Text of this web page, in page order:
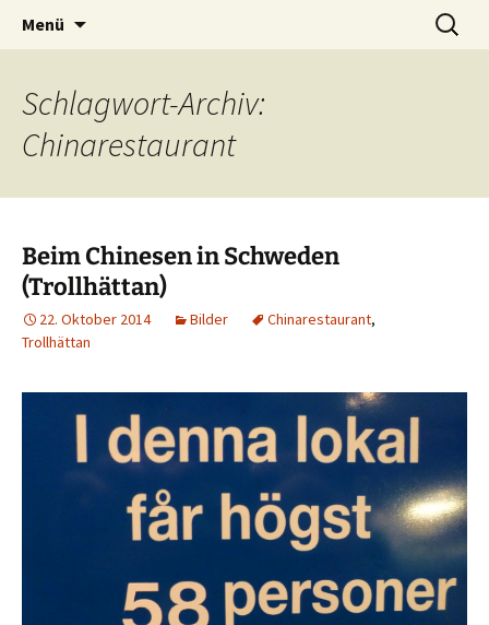
Menü
Suchen
nach:
Schlagwort-Archiv:
Chinarestaurant
Beim Chinesen in Schweden
(Trollhättan)
22. Oktober 2014 Bilder Chinarestaurant,
Trollhättan